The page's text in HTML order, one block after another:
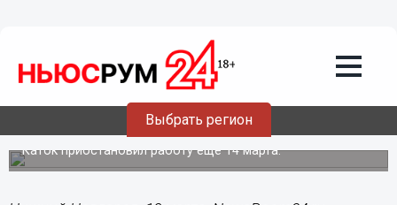
Выбрать регион
«Катушка» и горки закрылись в
Автозаводском парке с наступлением
Каток приостановил работу еще 14 марта.